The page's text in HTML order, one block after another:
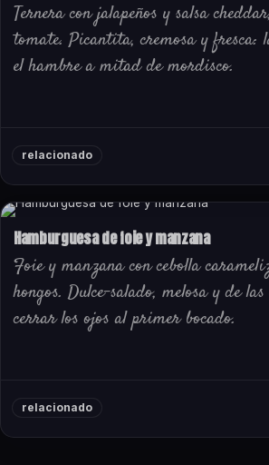
Ternera con jalapeños y salsa
tomate. Picantita, cremosa y fresca:
el hambre a mitad de mordisco.
relacionado
Hamburguesa de foie y manzana
Foie y manzana con cebolla
hongos. Dulce-salado, melosa y de
cerrar los ojos al primer bocado.
relacionado